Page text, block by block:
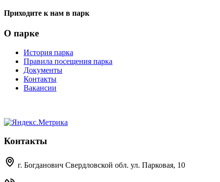
Приходите к нам в парк
О парке
История парка
Правила посещения парка
Документы
Контакты
Вакансии
Контакты
г. Богданович Свердловской обл. ул. Парковая, 10